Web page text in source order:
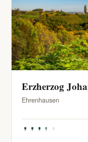
Erzherzog
Ehrenhausen